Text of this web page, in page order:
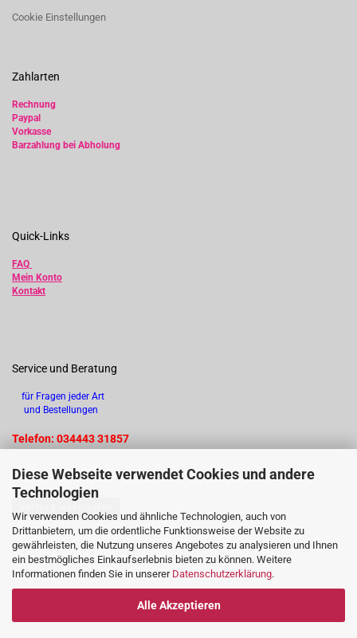
Diese Webseite verwendet Cookies und andere
Technologien
Wir verwenden Cookies und ähnliche Technologien, auch von
Drittanbietern, um die ordentliche Funktionsweise der Website zu
gewährleisten, die Nutzung unseres Angebotes zu analysieren und Ihnen
ein bestmögliches Einkaufserlebnis bieten zu können. Weitere
Informationen finden Sie in unserer Datenschutzerklärung.
Alle Akzeptieren
Cookie Einstellungen
Zahlarten
Rechnung
Paypal
Vorkasse
Barzahlung bei Abholung
Quick-Links
FAQ
Mein Konto
Kontakt
Service und Beratung
für Fragen jeder Art
und Bestellungen
Telefon: 034443 31857